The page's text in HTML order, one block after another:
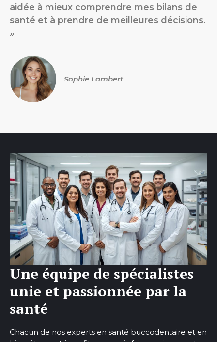
aidée à mieux comprendre mes bilans de
santé et à prendre de meilleures décisions.
»
Sophie Lambert
Une équipe de spécialistes
unie et passionnée par la
santé
Chacun de nos experts en santé buccodentaire et en